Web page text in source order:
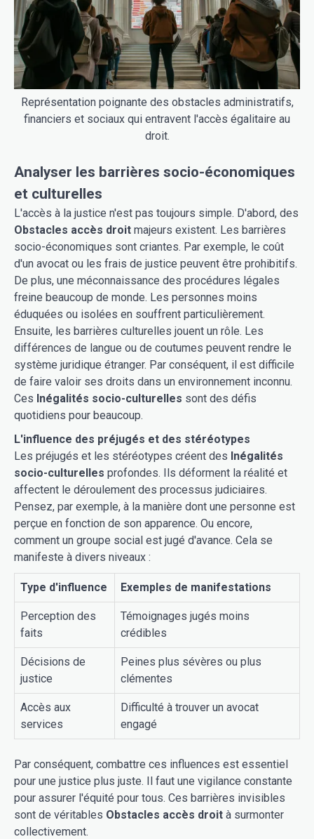
Représentation poignante des obstacles administratifs,
financiers et sociaux qui entravent l'accès égalitaire au
droit.
Analyser les barrières socio-économiques
et culturelles
L'accès à la justice n'est pas toujours simple. D'abord, des
Obstacles accès droit majeurs existent. Les barrières
socio-économiques sont criantes. Par exemple, le coût
d'un avocat ou les frais de justice peuvent être prohibitifs.
De plus, une méconnaissance des procédures légales
freine beaucoup de monde. Les personnes moins
éduquées ou isolées en souffrent particulièrement.
Ensuite, les barrières culturelles jouent un rôle. Les
différences de langue ou de coutumes peuvent rendre le
système juridique étranger. Par conséquent, il est difficile
de faire valoir ses droits dans un environnement inconnu.
Ces Inégalités socio-culturelles sont des défis
quotidiens pour beaucoup.
L'influence des préjugés et des stéréotypes
Les préjugés et les stéréotypes créent des Inégalités
socio-culturelles profondes. Ils déforment la réalité et
affectent le déroulement des processus judiciaires.
Pensez, par exemple, à la manière dont une personne est
perçue en fonction de son apparence. Ou encore,
comment un groupe social est jugé d'avance. Cela se
manifeste à divers niveaux :
Type d'influence Exemples de manifestations
Perception des
faits
Témoignages jugés moins
crédibles
Décisions de
justice
Peines plus sévères ou plus
clémentes
Accès aux
services
Difficulté à trouver un avocat
engagé
Par conséquent, combattre ces influences est essentiel
pour une justice plus juste. Il faut une vigilance constante
pour assurer l'équité pour tous. Ces barrières invisibles
sont de véritables Obstacles accès droit à surmonter
collectivement.